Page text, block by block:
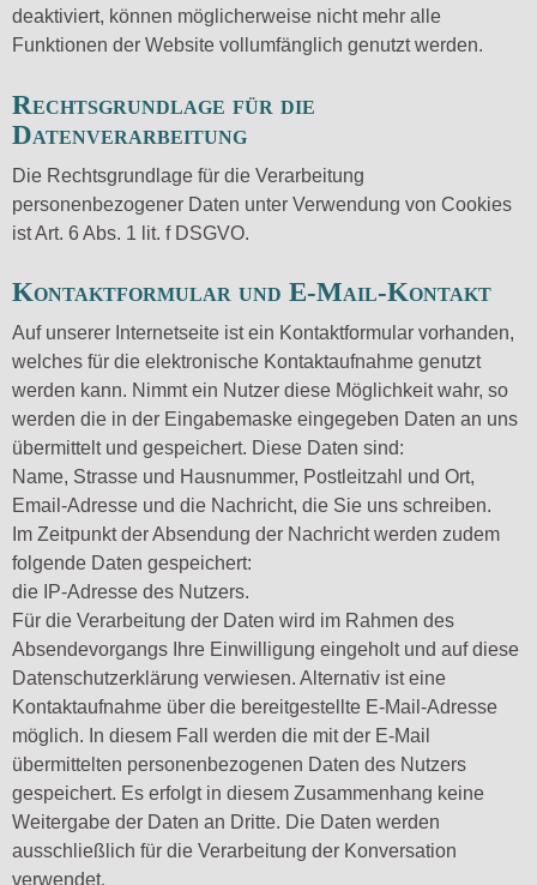
deaktiviert, können möglicherweise nicht mehr alle
Funktionen der Website vollumfänglich genutzt werden.
Rechtsgrundlage für die
Datenverarbeitung
Die Rechtsgrundlage für die Verarbeitung
personenbezogener Daten unter Verwendung von Cookies
ist Art. 6 Abs. 1 lit. f DSGVO.
Kontaktformular und E-Mail-Kontakt
Auf unserer Internetseite ist ein Kontaktformular vorhanden,
welches für die elektronische Kontaktaufnahme genutzt
werden kann. Nimmt ein Nutzer diese Möglichkeit wahr, so
werden die in der Eingabemaske eingegeben Daten an uns
übermittelt und gespeichert. Diese Daten sind:
Name, Strasse und Hausnummer, Postleitzahl und Ort,
Email-Adresse und die Nachricht, die Sie uns schreiben.
Im Zeitpunkt der Absendung der Nachricht werden zudem
folgende Daten gespeichert:
die IP-Adresse des Nutzers.
Für die Verarbeitung der Daten wird im Rahmen des
Absendevorgangs Ihre Einwilligung eingeholt und auf diese
Datenschutzerklärung verwiesen. Alternativ ist eine
Kontaktaufnahme über die bereitgestellte E-Mail-Adresse
möglich. In diesem Fall werden die mit der E-Mail
übermittelten personenbezogenen Daten des Nutzers
gespeichert. Es erfolgt in diesem Zusammenhang keine
Weitergabe der Daten an Dritte. Die Daten werden
ausschließlich für die Verarbeitung der Konversation
verwendet.